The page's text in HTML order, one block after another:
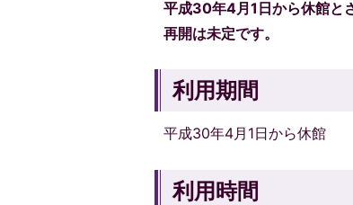
平成30年4月1日から休館と
再開は未定です。
利用期間
平成30年4月1日から休館
利用時間